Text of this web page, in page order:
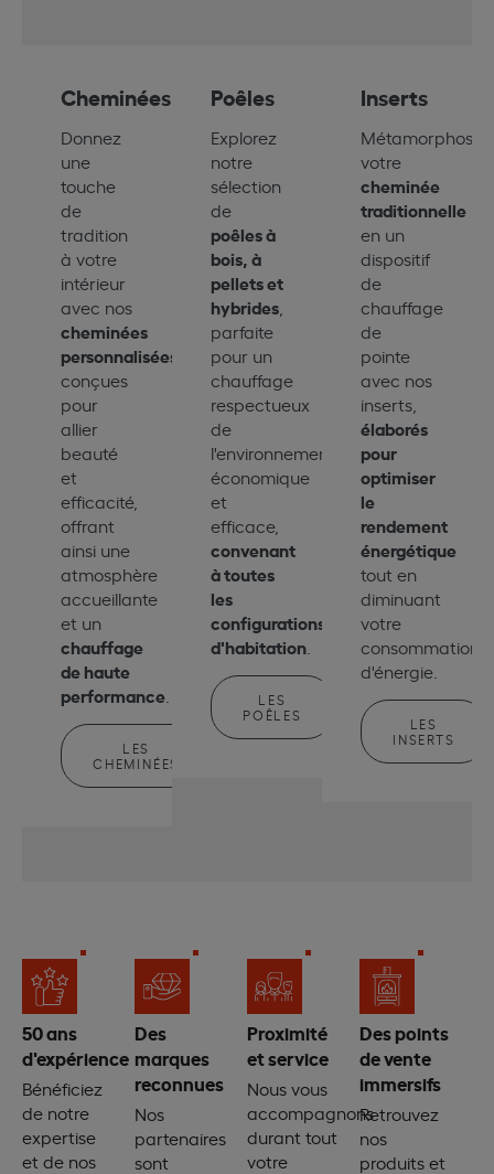
Cheminées
Donnez
une
touche
de
tradition
à votre
intérieur
avec nos
cheminées
personnalisées
conçues
pour
allier
beauté
et
efficacité,
offrant
ainsi une
atmosphère
accueillante
et un
chauffage
de haute
performance
LES
CHEMINÉES
Poêles
Explorez
notre
sélection
de
poêles à
bois, à
pellets et
hybrides
parfaite
pour un
chauffage
respectueux
de
l'environnement,
économique
et
efficace,
convenant
à toutes
les
configurations
d'habitation
LES
POÊLES
Inserts
Métamorphosez
votre
cheminée
traditionnelle
en un
dispositif
de
chauffage
de
pointe
avec nos
inserts,
élaborés
pour
optimiser
le
rendement
énergétique
tout en
diminuant
votre
consommation
d'énergie.
LES
INSERTS
50 ans
d'expérience
Bénéficiez
de notre
expertise
et de nos
Des
marques
reconnues
Nos
partenaires
sont
Proximité
et service
Nous vous
accompagnons
durant tout
votre
Des points
de vente
immersifs
Retrouvez
nos
produits et